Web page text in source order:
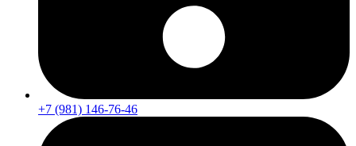
+7 (981) 146-76-46